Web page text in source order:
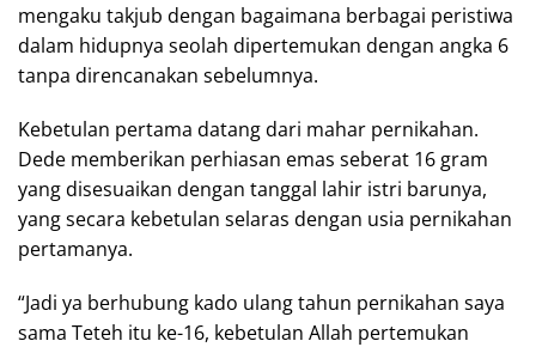
mengaku takjub dengan bagaimana berbagai peristiwa
dalam hidupnya seolah dipertemukan dengan angka 6
tanpa direncanakan sebelumnya.
Kebetulan pertama datang dari mahar pernikahan.
Dede memberikan perhiasan emas seberat 16 gram
yang disesuaikan dengan tanggal lahir istri barunya,
yang secara kebetulan selaras dengan usia pernikahan
pertamanya.
“Jadi ya berhubung kado ulang tahun pernikahan saya
sama Teteh itu ke-16, kebetulan Allah pertemukan